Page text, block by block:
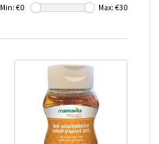
Min: €0 Max: €30